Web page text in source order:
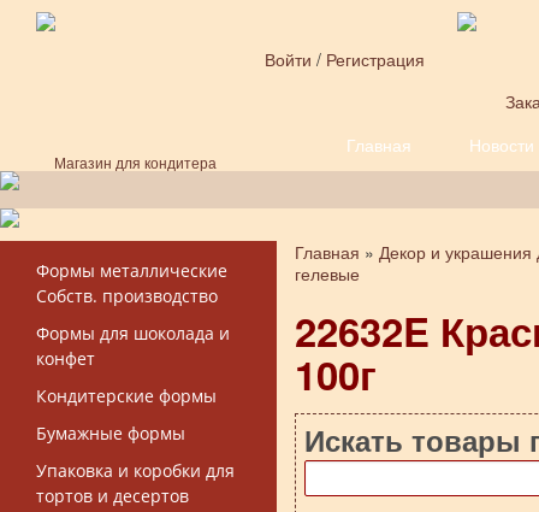
Перейти к основному содержанию
Магазин для кондитера
Войти / Регистрация
Главная
Новости
Форма поиска
Формы металлические
Собств. производство
Формы для шоколада и
конфет
Кондитерские формы
Бумажные формы
Упаковка и коробки для
тортов и десертов
Вы здесь
Главная » Декор и украшения
гелевые
22632E
100г
Искать товары